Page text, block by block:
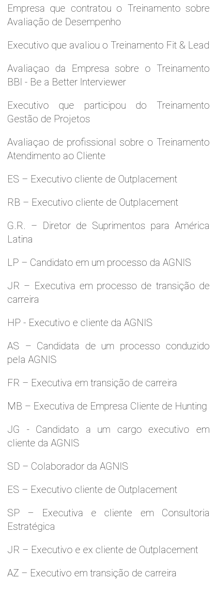
Empresa que contratou o Treinamento sobre
Avaliação de Desempenho
Executivo que avaliou o Treinamento Fit & Lead
Avaliaçao da Empresa sobre o Treinamento
BBI - Be a Better Interviewer
Executivo que participou do Treinamento
Gestão de Projetos
Avaliaçao de profissional sobre o Treinamento
Atendimento ao Cliente
ES – Executivo cliente de Outplacement
RB – Executivo cliente de Outplacement
G.R. – Diretor de Suprimentos para América
Latina
LP – Candidato em um processo da AGNIS
JR – Executiva em processo de transição de
carreira
HP - Executivo e cliente da AGNIS
AS – Candidata de um processo conduzido
pela AGNIS
FR – Executiva em transição de carreira
MB – Executiva de Empresa Cliente de Hunting
JG - Candidato a um cargo executivo em
cliente da AGNIS
SD – Colaborador da AGNIS
ES – Executivo cliente de Outplacement
SP – Executiva e cliente em Consultoria
Estratégica
JR – Executivo e ex cliente de Outplacement
AZ – Executivo em transição de carreira